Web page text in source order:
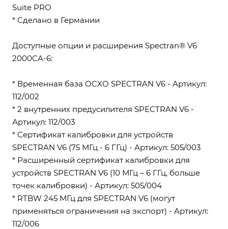
Suite PRO
* Сделано в Германии
Доступные опции и расширения Spectran® V6
2000CA-6:
* Временная база OCXO SPECTRAN V6 - Артикул:
112/002
* 2 внутренних предусилителя SPECTRAN V6 -
Артикул: 112/003
* Сертификат калибровки для устройств
SPECTRAN V6 (75 МГц - 6 ГГц) - Артикул: 505/003
* Расширенный сертификат калибровки для
устройств SPECTRAN V6 (10 МГц – 6 ГГц, больше
точек калибровки) - Артикул: 505/004
* RTBW 245 МГц для SPECTRAN V6 (могут
применяться ограничения на экспорт) - Артикул:
112/006